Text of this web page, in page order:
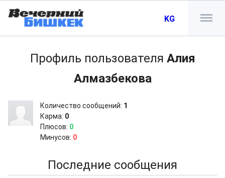
KG
Профиль пользователя Алия
Алмазбекова
Количество сообщений: 1
Карма: 0
Плюсов: 0
Минусов: 0
Последние сообщения